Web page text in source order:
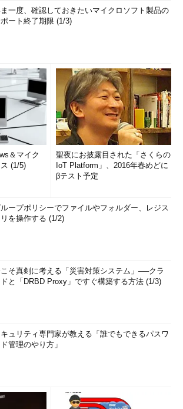
一度、確認しておきたいマイクロソフト製品の
ート終了期限 (1/3)
＆マイク
(1/5)
聖夜にお披露目された「さくらの
IoT Platform」、2016年春めどに
βテスト予定
ープポリシーでファイルやフォルダー、レジス
リを操作する (1/2)
そ真剣に考える「災害対策システム」──クラ
と「DRBD Proxy」ですぐ構築する方法 (1/3)
ュリティ専門家が教える「誰でもできるパスワ
管理のやり方」